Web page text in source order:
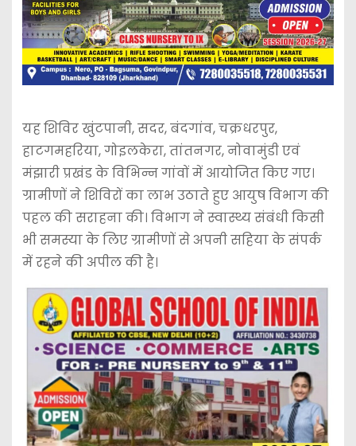
यह शिविर खुंटपानी, सदर, बंदगांव, चक्रधरपुर,
हाटगमहरिया, गोइलकेरा, तांतनगर, नोवामुंडी एवं
मंझारी प्रखंड के विभिन्न गांवों में आयोजित किए गए।
ग्रामीणों ने शिविरों का लाभ उठाते हुए आयुष विभाग की
पहल की सराहना की। विभाग ने स्वास्थ्य संबंधी किसी
भी समस्या के लिए ग्रामीणों से अपनी सहिया के संपर्क
में रहने की अपील की है।